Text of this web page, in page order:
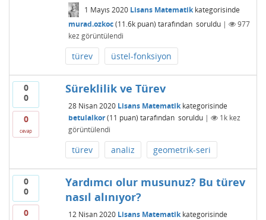
1 Mayıs 2020 Lisans Matematikkategorisinde
murad.ozkoc (11.6kpuan) tarafından soruldu |
977
kez görüntülendi
türev üstel-fonksiyon
0
0
0
cevap
Süreklilik ve Türev
28 Nisan 2020 Lisans Matematikkategorisinde
betulalkor (11 puan) tarafından soruldu | 1kkez
görüntülendi
türev analiz geometrik-seri
0
0
0
Yardımcı olur musunuz? Bu türev
nasıl alınıyor?
12 Nisan 2020 Lisans Matematikkategorisinde